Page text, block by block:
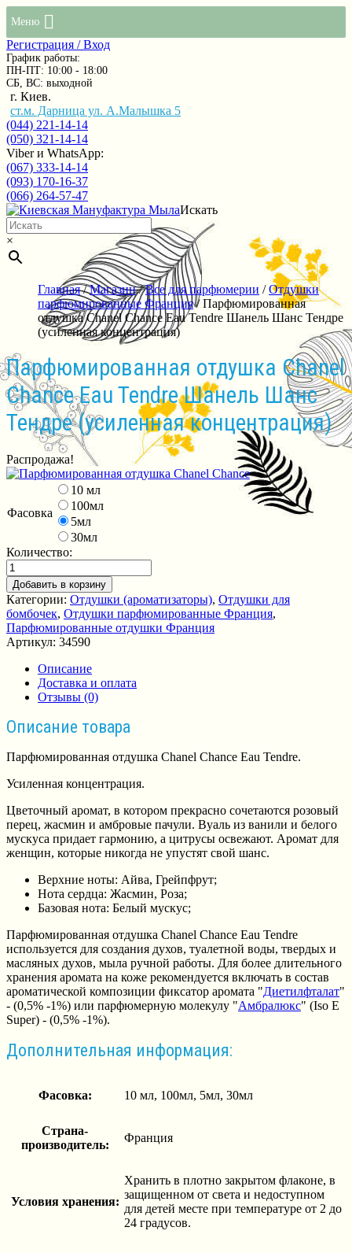
Меню
Регистрация / Вход
График работы:
ПН-ПТ: 10:00 - 18:00
СБ, ВС: выходной
г. Киев.
ст.м. Дарница ул. А.Малышка 5
(044) 221-14-14
(050) 321-14-14
Viber и WhatsApp:
(067) 333-14-14
(093) 170-16-37
(066) 264-57-47
Искать
×
Главная/Магазин/Все для парфюмерии /Отдушки
парфюмированные Франция/ Парфюмированная
отдушка Chanel Chance Eau Tendre Шанель Шанс Тендре
(усиленная концентрация)
Парфюмированная отдушка Chanel
Chance Eau Tendre Шанель Шанс
Тендре (усиленная концентрация)
Распродажа!
Фасовка
10 мл
100мл
5мл
30мл
Количество:
Добавить в корзину
Категории: Отдушки (ароматизаторы), Отдушки для
бомбочек, Отдушки парфюмированные Франция,
Парфюмированные отдушки Франция
Артикул: 34590
Описание
Доставка и оплата
Отзывы (0)
Описание товара
Парфюмированная отдушка Chanel Chance Eau Tendre.
Усиленная концентрация.
Цветочный аромат, в котором прекрасно сочетаются розовый
перец, жасмин и амбровые пачули. Вуаль из ванили и белого
мускуса придает гармонию, а цитрусы освежают. Аромат для
женщин, которые никогда не упустят свой шанс.
Верхние ноты: Айва, Грейпфрут;
Нота сердца: Жасмин, Роза;
Базовая нота: Белый мускус;
Парфюмированная отдушка Chanel Chance Eau Tendre
используется для создания духов, туалетной воды, твердых и
масляных духов, мыла ручной работы. Для более длительного
хранения аромата на коже рекомендуется включать в состав
ароматической композиции фиксатор аромата "Диетилфталат"
- (0,5% -1%) или парфюмерную молекулу "Амбралюкс" (Iso E
Super) - (0,5% -1%).
Дополнительная информация:
Фасовка: 10 мл, 100мл, 5мл, 30мл
Страна-
производитель:
Франция
Условия хранения:
Хранить в плотно закрытом флаконе, в
защищенном от света и недоступном
для детей месте при температуре от 2 до
24 градусов.